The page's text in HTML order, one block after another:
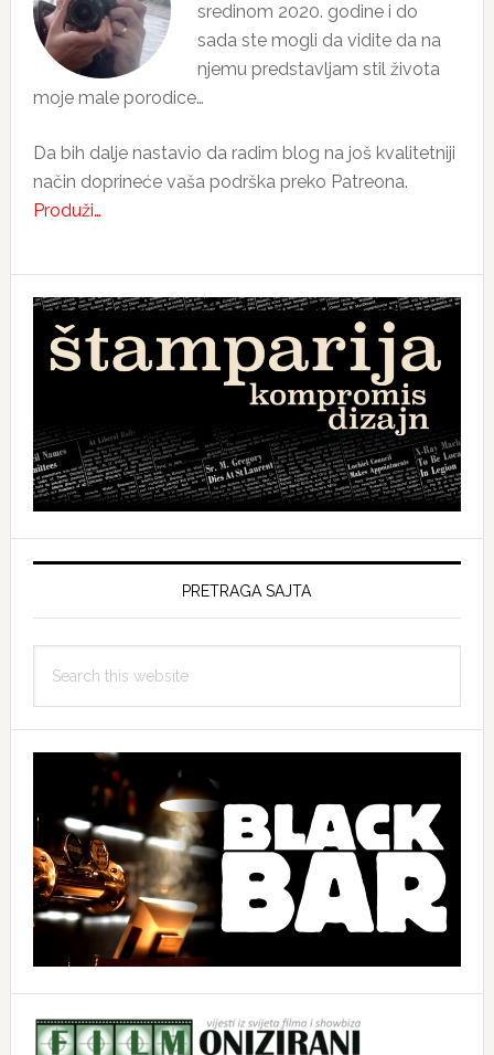
sredinom 2020. godine i do
sada ste mogli da vidite da na
njemu predstavljam stil života
moje male porodice…
Da bih dalje nastavio da radim blog na još kvalitetniji
način doprineće vaša podrška preko Patreona.
Produži…
PRETRAGA SAJTA
this